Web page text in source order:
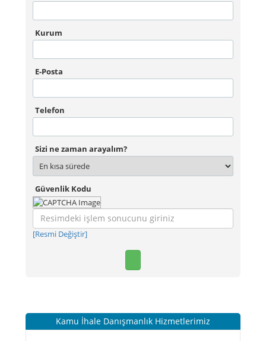
Kurum
E-Posta
Telefon
Sizi ne zaman arayalım?
Güvenlik Kodu
[Resmi Değiştir]
Kamu İhale Danışmanlık Hizmetlerimiz